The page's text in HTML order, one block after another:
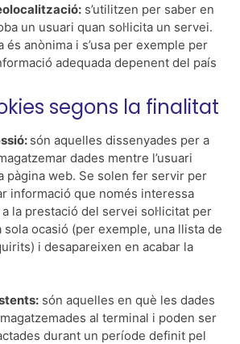
s’utilitzen per saber en
un usuari quan sol·licita un servei.
és anònima i s’usa per exemple per
adequada depenent del país
segons la finalitat
són aquelles dissenyades per a
dades mentre l’usuari
pàgina web. Se solen fer servir per
informació que només interessa
la prestació del servei sol·licitat per
sola ocasió (per exemple, una llista de
i desapareixen en acabar la
són aquelles en què les dades
al terminal i poden ser
durant un període definit pel